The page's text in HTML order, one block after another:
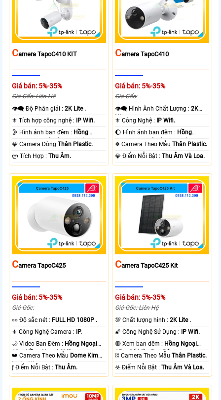
CAmera TapoC410 KIT
Giá bán: 5%-35%
Giá Gốc: Liên Hệ
👁️‍🗨 Độ Phân giải :2K Lite .
⚜️ Tích hợp công nghệ : IP Wifi.
🌛 Hình ảnh ban đêm : Hồng
Ngoại 10m Có Màu Ban Ðêm.
💎 Camera DòngThân Plastic.
️ლ Tích Hợp :Thu Âm.
CAmera TapoC410
Giá bán: 5%-35%
Giá Gốc:
👁️‍🗨 Hình Ành Chất Lượng :2K
Lite .
⚜️ Công Nghệ : IP Wifi.
🌔 Hình ảnh ban đêm : Hồng
Ngoại 10m Có Màu Ban Ðêm.
❄ Camera Theo MẫuThân Plastic.
️💎 Điểm Nỗi Bật :Thu Âm Và Loa.
CAmera TapoC425
Giá bán: 5%-35%
Giá Gốc:
️👀 Độ sắc nét : FULL HD 1080P .
⚜️ Công Nghệ Camera :
IP.
🌙 Video Ban Đêm : Hồng Ngoại
10m Hồng Ngoại SMD.
👑 Camera Theo Mẫu Dome Kim
loại + Nhựa.
️ƒ Điểm Nỗi Bật :Thu Âm.
CAmera TapoC425 Kit
Giá bán: 5%-35%
Giá Gốc: Liên Hệ
💯 Chất lượng hình :2K Lite .
🌠 Công Nghệ Sử Dụng :
IP Wifi.
🔴 Xem ban đêm : Hồng Ngoại
15m Có Màu Ban Ðêm.
⛓ Camera Theo MẫuThân Plastic.
️☣️ Điểm Nỗi Bật :Thu Âm Và Loa.